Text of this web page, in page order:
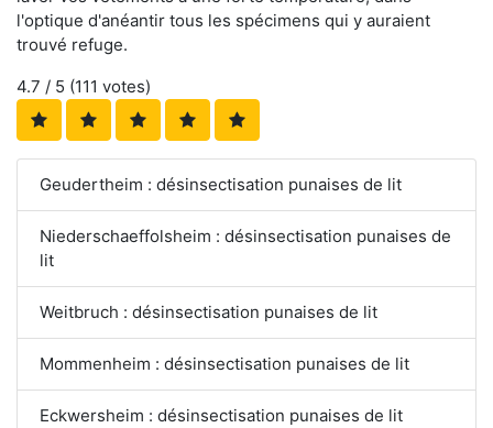
l'optique d'anéantir tous les spécimens qui y auraient
trouvé refuge.
4.7 / 5 (111 votes)
Geudertheim : désinsectisation punaises de lit
Niederschaeffolsheim : désinsectisation punaises de
lit
Weitbruch : désinsectisation punaises de lit
Mommenheim : désinsectisation punaises de lit
Eckwersheim : désinsectisation punaises de lit